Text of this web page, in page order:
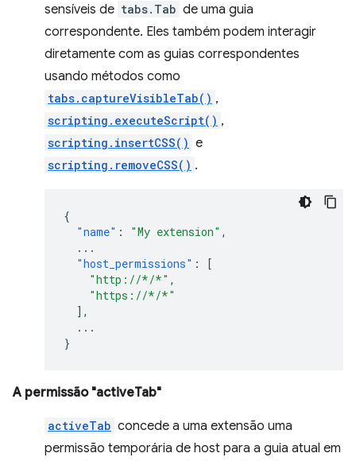
sensíveis de tabs.Tab de uma guia
correspondente. Eles também podem interagir
diretamente com as guias correspondentes
usando métodos como
tabs.captureVisibleTab() ,
scripting.executeScript() ,
scripting.insertCSS() e
scripting.removeCSS() .
{
"name" : "My extension" ,
...
"host_permissions" :
[
"http://*/*" ,
"https://*/*"
],
...
}
A permissão "activeTab"
activeTab concede a uma extensão uma
permissão temporária de host para a guia atual em